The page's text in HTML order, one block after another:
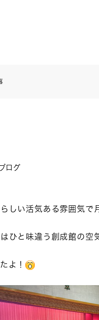
ログ
しい活気ある雰囲気で
ひと味違う創成館の
よ！